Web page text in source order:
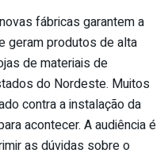
fábricas garantem a
geram produtos de alta
de materiais de
do Nordeste. Muitos
contra a instalação da
acontecer. A audiência é
as dúvidas sobre o